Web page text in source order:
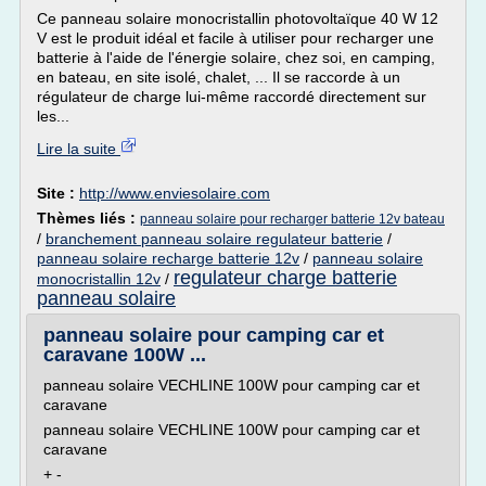
Ce panneau solaire monocristallin photovoltaïque 40 W 12
V est le produit idéal et facile à utiliser pour recharger une
batterie à l'aide de l'énergie solaire, chez soi, en camping,
en bateau, en site isolé, chalet, ... Il se raccorde à un
régulateur de charge lui-même raccordé directement sur
les...
Lire la suite
Site : http://www.enviesolaire.com
Thèmes liés : panneau solaire pour recharger batterie 12v bateau
/ branchement panneau solaire regulateur batterie /
panneau solaire recharge batterie 12v / panneau solaire
monocristallin 12v / regulateur charge batterie
panneau solaire
panneau solaire pour camping car et
caravane 100W ...
panneau solaire VECHLINE 100W pour camping car et
caravane
panneau solaire VECHLINE 100W pour camping car et
caravane
+ -